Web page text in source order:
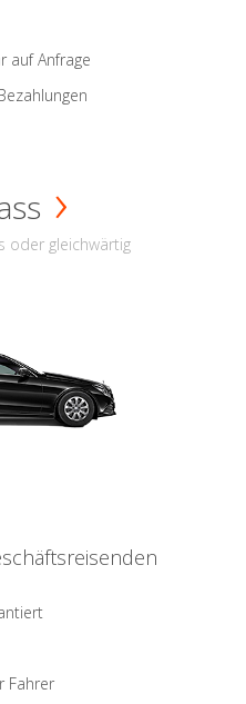
auf Anfrage
oder gleichwärtig
Fahrer